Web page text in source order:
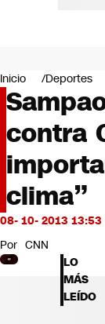
Negocios
Deportes
Programas
Cultura
Servicios
Bits
CNN Data
CNN tiempo
Futuro 360
Inicio Deportes
contra
clima”
08- 10- 2013 13:53
Por CNN
LO
MÁS
LEÍDO